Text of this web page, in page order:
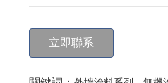
立即聯系